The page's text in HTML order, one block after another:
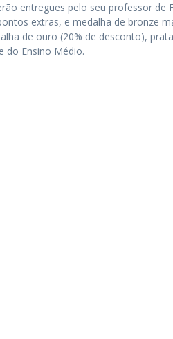
entregues pelo seu professor de
extras, e medalha de bronze
de ouro (20% de desconto),
do Ensino Médio.